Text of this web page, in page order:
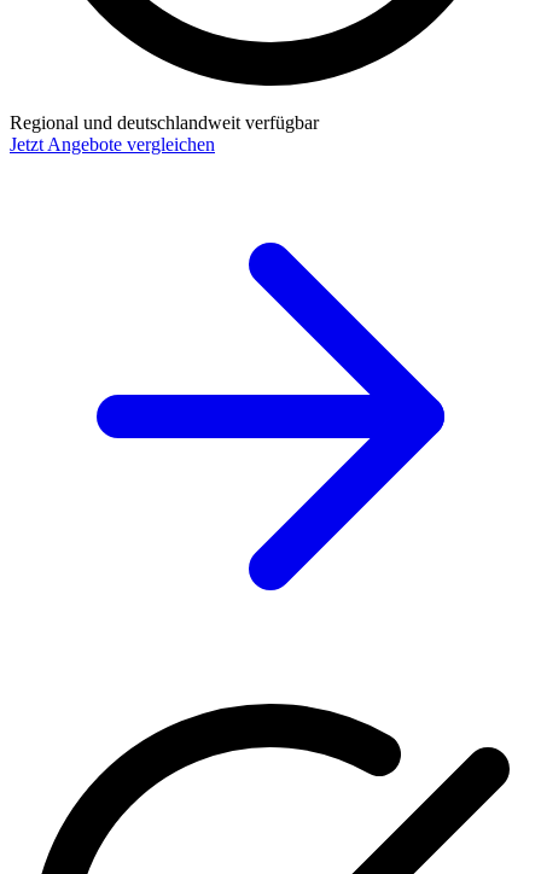
Regional und deutschlandweit verfügbar
Jetzt Angebote vergleichen